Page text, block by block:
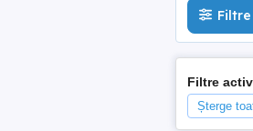
Filtre
Filtre
Șterge